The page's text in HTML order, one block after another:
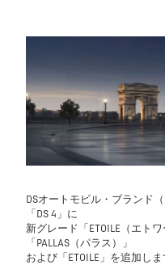
DSオートモビル・ブランド
「DS 4」に
新グレード「ETOILE（エト
「PALLAS（パラス）」
および「ETOILE」を追加しま